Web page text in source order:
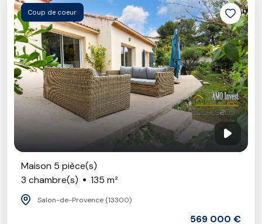
Coup de coeur
Maison 5 pièce(s)
3 chambre(s)
135 m²
Salon-de-Provence (13300)
569 000 €